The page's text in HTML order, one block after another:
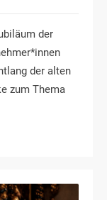
der
der alten
zum Thema